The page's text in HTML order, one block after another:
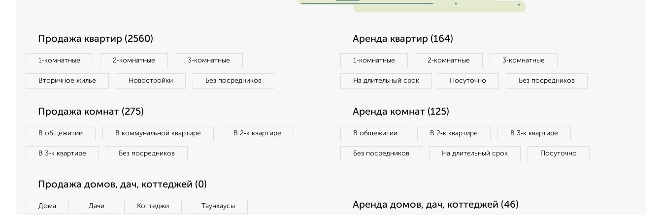
Продажа квартир (2560)
1‑комнатные 2‑комнатные 3‑комнатные
Вторичное жилье Новостройки Без посредников
Аренда квартир (164)
1‑комнатные 2‑комнатные 3‑комнатные
На длительный срок Посуточно Без посредников
Продажа комнат (275)
В общежитии В коммунальной квартире В 2‑к квартире
В 3‑к квартире Без посредников
Аренда комнат (125)
В общежитии В 2‑к квартире В 3‑к квартире
Без посредников На длительный срок Посуточно
Продажа домов, дач, коттеджей (0)
Дома Дачи Коттеджи Таунхаусы Аренда домов, дач, коттеджей (46)